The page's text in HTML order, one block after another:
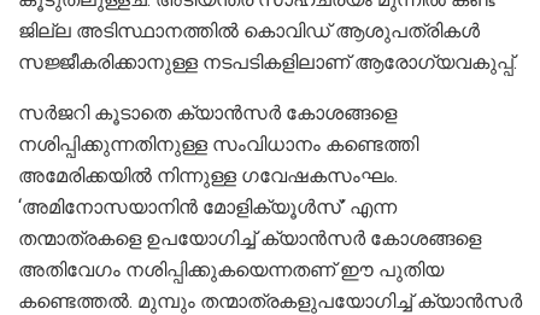
ജില്ല അടിസ്ഥാനത്തിൽ കൊവിഡ് ആശുപത്രികൾ
സജ്ജീകരിക്കാനുള്ള നടപടികളിലാണ് ആരോഗ്യവകുപ്പ്.
സർജറി കൂടാതെ ക്യാൻസർ കോശങ്ങളെ
നശിപ്പിക്കുന്നതിനുള്ള സംവിധാനം കണ്ടെത്തി
അമേരിക്കയിൽ നിന്നുള്ള ഗവേഷകസംഘം.
‘അമിനോസയാനിൻ മോളിക്യൂൾസ്’ എന്ന
തന്മാത്രകളെ ഉപയോഗിച്ച് ക്യാൻസർ കോശങ്ങളെ
അതിവേഗം നശിപ്പിക്കുകയെന്നതണ് ഈ പുതിയ
കണ്ടെത്തൽ. മുമ്പും തന്മാത്രകളുപയോഗിച്ച് ക്യാൻസർ